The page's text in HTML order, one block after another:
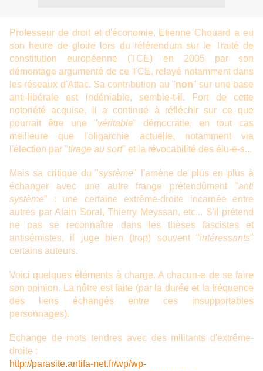
Professeur de droit et d'économie, Etienne Chouard a eu
son heure de gloire lors du référendum sur le Traité de
constitution européenne (TCE) en 2005 par son
démontage argumenté de ce TCE, relayé notamment dans
les réseaux d'Attac. Sa contribution au "non" sur une base
anti-libérale est indéniable, semble-t-il. Fort de cette
notoriété acquise, il a continué à réfléchir sur ce que
pourrait être une "véritable" démocratie, en tout cas
meilleure que l'oligarchie actuelle, notamment via
l'élection par "tirage au sort" et la révocabilité des élu-e-s...
Mais sa critique du "système" l'amène de plus en plus à
échanger avec une autre frange prétendûment "anti
système" : une certaine extrême-droite incarnée entre
autres par Alain Soral, Thierry Meyssan, etc... S'il prétend
ne pas se reconnaître dans les thèses fascistes et
antisémistes, il juge bien (trop) souvent "intéressants"
certains auteurs.
Voici quelques éléments à charge. A chacun-e de se faire
son opinion. La nôtre est faite (par la durée et la fréquence
des liens échangés entre ces insupportables
personnages).
Echange de mots tendres avec des militants d'extrême-
droite :
http://parasite.antifa-net.fr/wp/wp-